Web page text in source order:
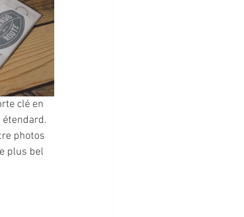
clé en
étendard.
photos
plus bel